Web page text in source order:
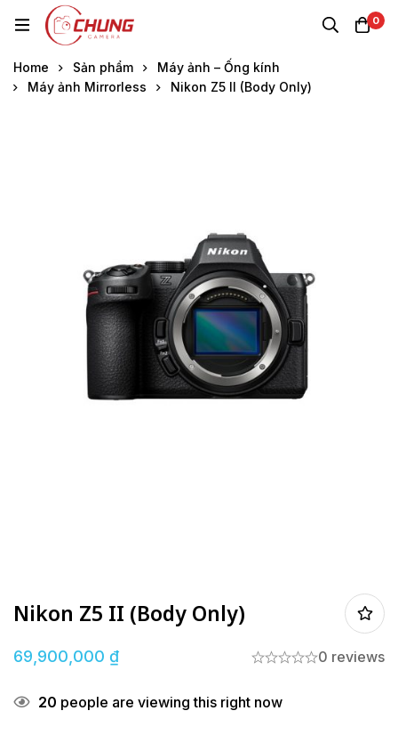
0
Home Sản phẩm
Máy ảnh – Ống kính
Máy ảnh Mirrorless
Nikon Z5 II (Body Only)
Nikon Z5 II (Body Only)
69,900,000 ₫ 0 reviews
20 people are viewing this right now